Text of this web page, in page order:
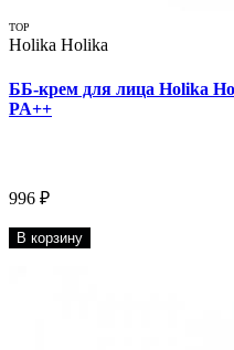
TOP
Holika Holika
ББ-крем для лица Holika
PA++
996 ₽
В корзину